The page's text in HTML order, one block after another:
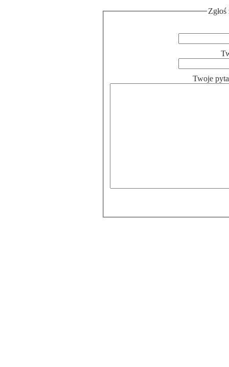
Twoje